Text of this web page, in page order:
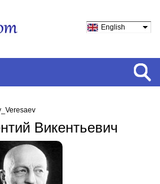
English
Викентьевич